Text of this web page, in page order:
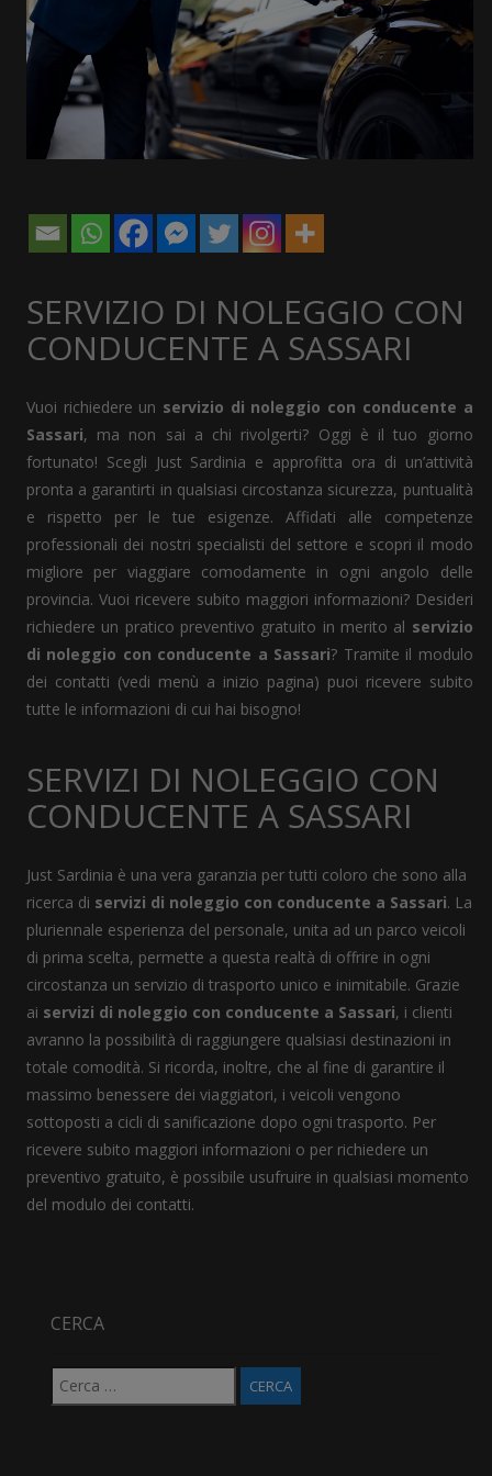
SERVIZIO DI NOLEGGIO CON
CONDUCENTE A SASSARI
Vuoi richiedere un servizio di noleggio con conducente a
Sassari, ma non sai a chi rivolgerti? Oggi è il tuo giorno
fortunato! Scegli Just Sardinia e approfitta ora di un’attività
pronta a garantirti in qualsiasi circostanza sicurezza, puntualità
e rispetto per le tue esigenze. Affidati alle competenze
professionali dei nostri specialisti del settore e scopri il modo
migliore per viaggiare comodamente in ogni angolo delle
provincia. Vuoi ricevere subito maggiori informazioni? Desideri
richiedere un pratico preventivo gratuito in merito al servizio
di noleggio con conducente a Sassari? Tramite il modulo
dei contatti (vedi menù a inizio pagina) puoi ricevere subito
tutte le informazioni di cui hai bisogno!
SERVIZI DI NOLEGGIO CON
CONDUCENTE A SASSARI
Just Sardinia è una vera garanzia per tutti coloro che sono alla
ricerca di servizi di noleggio con conducente a Sassari. La
pluriennale esperienza del personale, unita ad un parco veicoli
di prima scelta, permette a questa realtà di offrire in ogni
circostanza un servizio di trasporto unico e inimitabile. Grazie
ai servizi di noleggio con conducente a Sassari, i clienti
avranno la possibilità di raggiungere qualsiasi destinazioni in
totale comodità. Si ricorda, inoltre, che al fine di garantire il
massimo benessere dei viaggiatori, i veicoli vengono
sottoposti a cicli di sanificazione dopo ogni trasporto. Per
ricevere subito maggiori informazioni o per richiedere un
preventivo gratuito, è possibile usufruire in qualsiasi momento
del modulo dei contatti.
CERCA
Ricerca
per: